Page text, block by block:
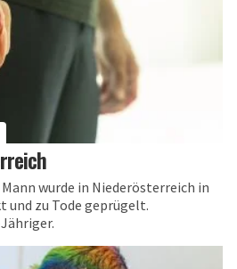
wurde in Niederösterreich in
und zu Tode geprügelt.